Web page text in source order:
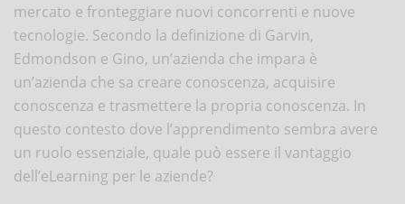
mercato e fronteggiare nuovi concorrenti e nuove
tecnologie. Secondo la definizione di Garvin,
Edmondson e Gino, un’azienda che impara è
un’azienda che sa creare conoscenza, acquisire
conoscenza e trasmettere la propria conoscenza. In
questo contesto dove l’apprendimento sembra avere
un ruolo essenziale, quale può essere il vantaggio
dell’eLearning per le aziende?